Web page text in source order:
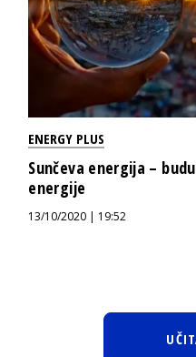
ENERGY PLUS
Sunčeva energija –
energije
13/10/2020 | 19:52